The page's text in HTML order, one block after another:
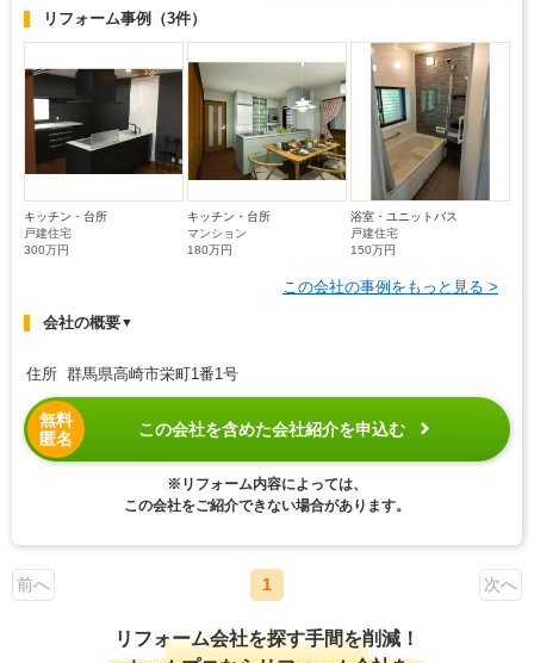
リフォーム事例 （3件）
キッチン・台所
戸建住宅
300万円
キッチン・台所
マンション
180万円
浴室・ユニットバス
戸建住宅
150万円
この会社の事例をもっと見る >
会社の概要▼
住所 群馬県高崎市栄町1番1号
無料
匿名
この会社を含めた会社紹介を申込む
※リフォーム内容によっては、
この会社をご紹介できない場合があります。
前へ 1 次へ
リフォーム会社を探す手間を削減！